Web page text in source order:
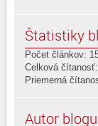
Štatistiky
Počet článkov:
Celková
Priemerná
Autor blogu